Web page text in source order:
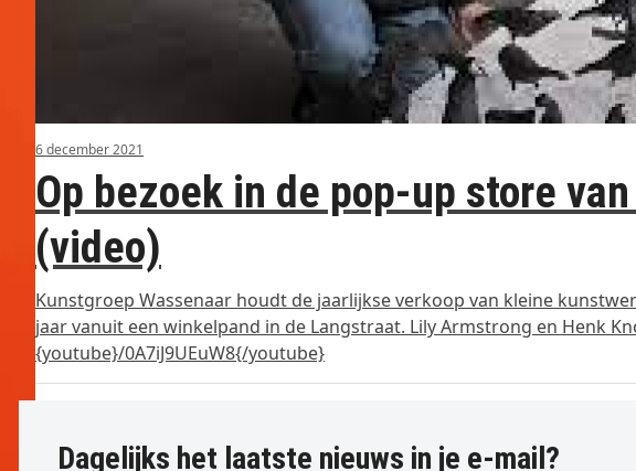
6 december 2021
Op bezoek in de pop-up store
(video)
Kunstgroep Wassenaar houdt de jaarlijkse verkoop van kleine
jaar vanuit een winkelpand in de Langstraat. Lily Armstrong en Henk
{youtube}/0A7iJ9UEuW8{/youtube}
Dagelijks het laatste nieuws in je e-mail?